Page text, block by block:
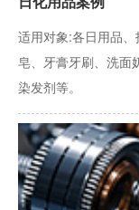
适用对象:各日用品
皂、牙膏牙刷、洗面
染发剂等。